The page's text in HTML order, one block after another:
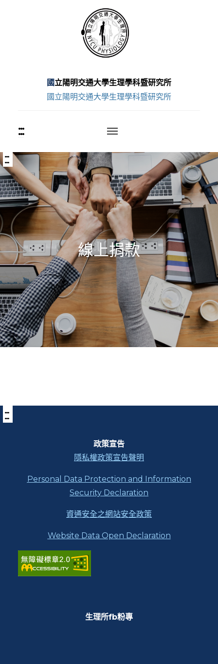
國立陽明交通大學生理學科暨研究所
國立陽明交通大學生理學科暨研究所
:::上
方
區
塊
:::中
央
內
容
區
塊
線上捐款
:::下
方
政策宣告
隱私權政策宣告聲明
Personal Data Protection and Information
Security Declaration
資通安全之網站安全政策
Website Data Open Declaration
生理所fb粉專